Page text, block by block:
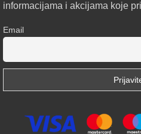
informacijama i akcijama koje
Email